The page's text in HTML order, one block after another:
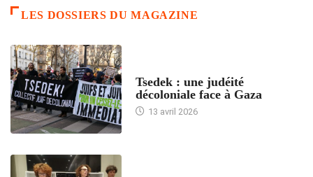
LES DOSSIERS DU MAGAZINE
Tsedek : une judéité
décoloniale face à Gaza
13 avril 2026